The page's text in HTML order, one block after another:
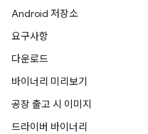
Android 저장소
요구사항
다운로드
바이너리 미리보기
공장 출고 시 이미지
드라이버 바이너리